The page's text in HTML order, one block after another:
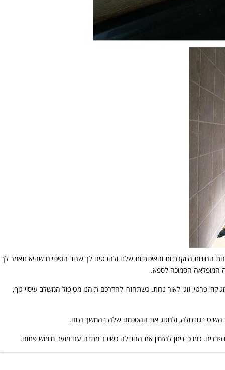
היוקרתיות והאיכותיות שלנו ולהבטיח לך שרוב הסיכויים שהיא תאמר לך
המופלאה הסמוכה לספא.
פרטי, זוגי לאור נרות. כשתחזרו לחדרכם תיהנו מטיפול המשלב עיסוי גוף,
השיט בגונדולה, ולחגוג את ההסכמה שלה בהמשך היום.
כמו כן ניתן להזמין את החבילה כשובר מתנה עם מועד מימוש פתוח.